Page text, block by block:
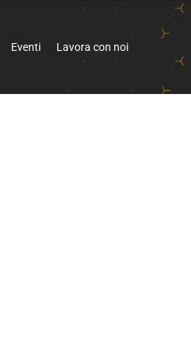
Eventi Lavora con noi